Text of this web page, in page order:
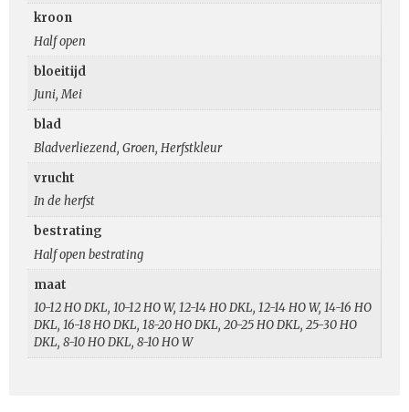
kroon
Half open
bloeitijd
Juni, Mei
blad
Bladverliezend, Groen, Herfstkleur
vrucht
In de herfst
bestrating
Half open bestrating
maat
10-12 HO DKL, 10-12 HO W, 12-14 HO DKL, 12-14 HO W, 14-16 HO
DKL, 16-18 HO DKL, 18-20 HO DKL, 20-25 HO DKL, 25-30 HO
DKL, 8-10 HO DKL, 8-10 HO W